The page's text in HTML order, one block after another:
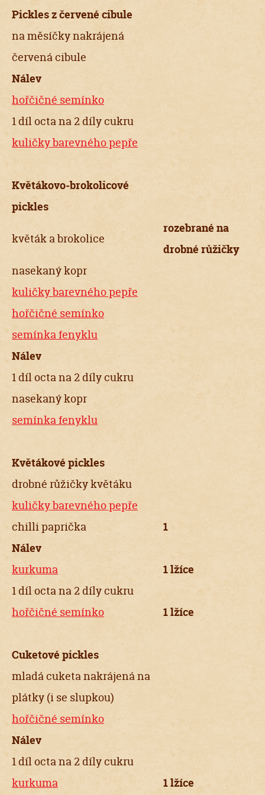
Pickles z červené cibule
na měsíčky nakrájená
červená cibule
Nálev
hořčičné semínko
1 díl octa na 2 díly cukru
kuličky barevného pepře
Květákovo-brokolicové
pickles
květák a brokolice
rozebrané na
drobné růžičky
nasekaný kopr
kuličky barevného pepře
hořčičné semínko
semínka fenyklu
Nálev
1 díl octa na 2 díly cukru
nasekaný kopr
semínka fenyklu
Květákové pickles
drobné růžičky květáku
kuličky barevného pepře
chilli paprička
1
Nálev
kurkuma
1 lžíce
1 díl octa na 2 díly cukru
hořčičné semínko
1 lžíce
Cuketové pickles
mladá cuketa nakrájená na
plátky (i se slupkou)
hořčičné semínko
Nálev
1 díl octa na 2 díly cukru
kurkuma
1 lžíce